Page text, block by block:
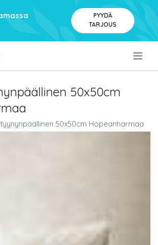
PYYDÄ
TARJOUS
50x50cm
50x50cm Hopeanharmaa